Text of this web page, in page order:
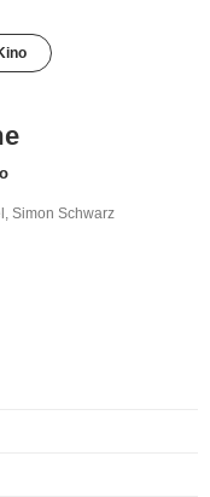
Simon Schwarz